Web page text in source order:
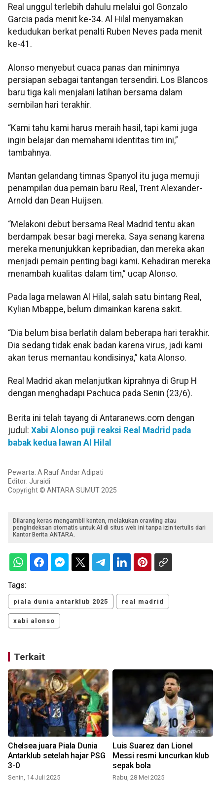
Real unggul terlebih dahulu melalui gol Gonzalo
Garcia pada menit ke-34. Al Hilal menyamakan
kedudukan berkat penalti Ruben Neves pada menit
ke-41.
Alonso menyebut cuaca panas dan minimnya
persiapan sebagai tantangan tersendiri. Los Blancos
baru tiga kali menjalani latihan bersama dalam
sembilan hari terakhir.
“Kami tahu kami harus meraih hasil, tapi kami juga
ingin belajar dan memahami identitas tim ini,”
tambahnya.
Mantan gelandang timnas Spanyol itu juga memuji
penampilan dua pemain baru Real, Trent Alexander-
Arnold dan Dean Huijsen.
“Melakoni debut bersama Real Madrid tentu akan
berdampak besar bagi mereka. Saya senang karena
mereka menunjukkan kepribadian, dan mereka akan
menjadi pemain penting bagi kami. Kehadiran mereka
menambah kualitas dalam tim,” ucap Alonso.
Pada laga melawan Al Hilal, salah satu bintang Real,
Kylian Mbappe, belum dimainkan karena sakit.
“Dia belum bisa berlatih dalam beberapa hari terakhir.
Dia sedang tidak enak badan karena virus, jadi kami
akan terus memantau kondisinya,” kata Alonso.
Real Madrid akan melanjutkan kiprahnya di Grup H
dengan menghadapi Pachuca pada Senin (23/6).
Berita ini telah tayang di Antaranews.com dengan
judul: Xabi Alonso puji reaksi Real Madrid pada
babak kedua lawan Al Hilal
Pewarta: A Rauf Andar Adipati
Editor: Juraidi
Copyright © ANTARA SUMUT 2025
Dilarang keras mengambil konten, melakukan crawling atau
pengindeksan otomatis untuk AI di situs web ini tanpa izin tertulis dari
Kantor Berita ANTARA.
Tags:
piala dunia antarklub 2025 real madrid
xabi alonso
Terkait
Chelsea juara Piala Dunia
Antarklub setelah hajar PSG
3-0
Senin, 14 Juli 2025
Luis Suarez dan Lionel
Messi resmi luncurkan klub
sepak bola
Rabu, 28 Mei 2025